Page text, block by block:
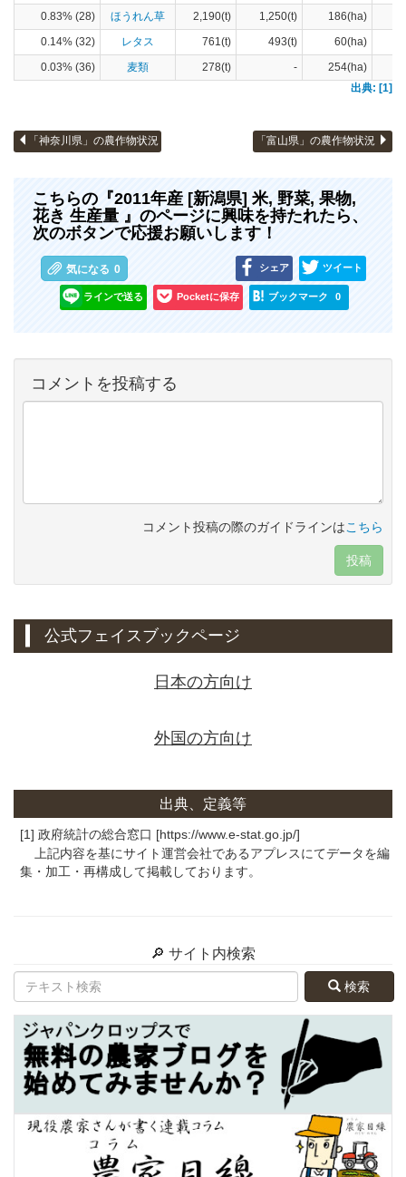
0.83% (28) ほうれん草 2,190(t) 1,250(t)
186(ha)
0.14% (32)
レタス 761(t) 493(t)
60(ha)
0.03% (36)
麦類 278(t) -
254(ha)
出典: [1]
「神奈川県」の農作物状況 「富山県」の農作物状況
こちらの『2011年産 [新潟県] 米, 野菜, 果物,
花き 生産量 』のページに興味を持たれたら、
次のボタンで応援お願いします！
気になる 0 シェア ツイート
ラインで送る Pocketに保存 ブックマーク 0
コメントを投稿する
コメント投稿の際のガイドラインはこちら
投稿
公式フェイスブックページ
日本の方向け
外国の方向け
出典、定義等
[1] 政府統計の総合窓口 [https://www.e-stat.go.jp/]
上記内容を基にサイト運営会社であるアプレスにてデータを編
集・加工・再構成して掲載しております。
🔎 サイト内検索
検索